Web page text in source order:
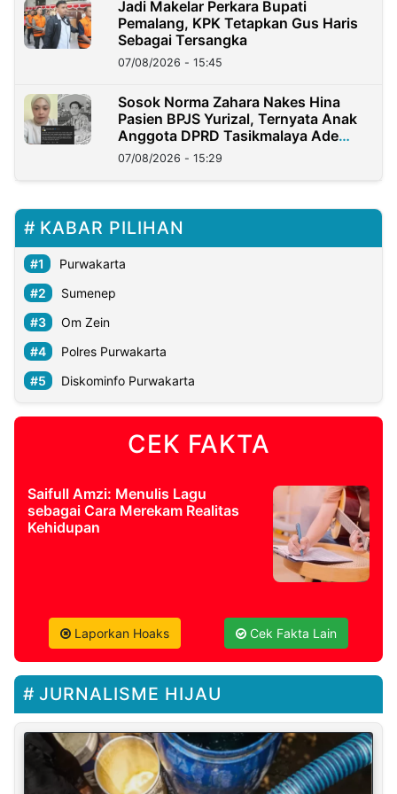
Jadi Makelar Perkara Bupati
Pemalang, KPK Tetapkan Gus Haris
Sebagai Tersangka
07/08/2026 - 15:45
Sosok Norma Zahara Nakes Hina
Pasien BPJS Yurizal, Ternyata Anak
Anggota DPRD Tasikmalaya Ade
Lukman
07/08/2026 - 15:29
KABAR PILIHAN
Purwakarta
Sumenep
Om Zein
Polres Purwakarta
Diskominfo Purwakarta
CEK FAKTA
Saifull Amzi: Menulis Lagu
sebagai Cara Merekam Realitas
Kehidupan
Laporkan Hoaks Cek Fakta Lain
JURNALISME HIJAU